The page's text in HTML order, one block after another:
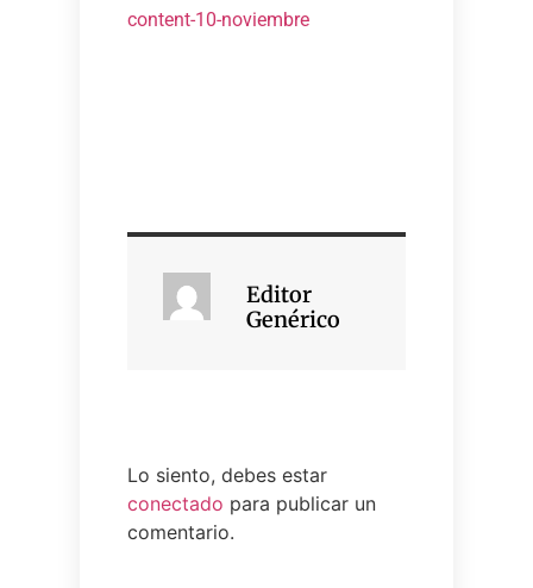
content-10-noviembre
Editor
Genérico
Lo siento, debes estar
conectado para publicar un
comentario.